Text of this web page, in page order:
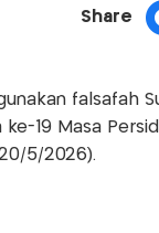
Share
falsafah
19 Masa
5/2026).